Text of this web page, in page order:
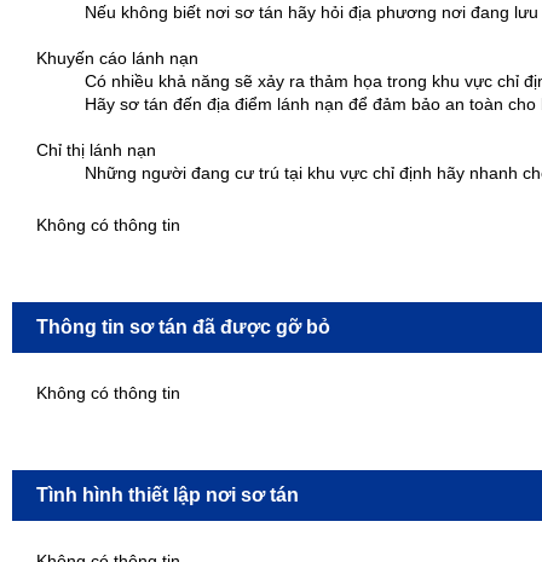
Nếu không biết nơi sơ tán hãy hỏi địa phương nơi đang
Khuyến cáo lánh nạn
Có nhiều khả năng sẽ xảy ra thảm họa trong khu vực chỉ
Hãy sơ tán đến địa điểm lánh nạn để đảm bảo an toàn cho
Chỉ thị lánh nạn
Những người đang cư trú tại khu vực chỉ định hãy nhanh
Không có thông tin
Thông tin sơ tán đã được gỡ bỏ
Không có thông tin
Tình hình thiết lập nơi sơ tán